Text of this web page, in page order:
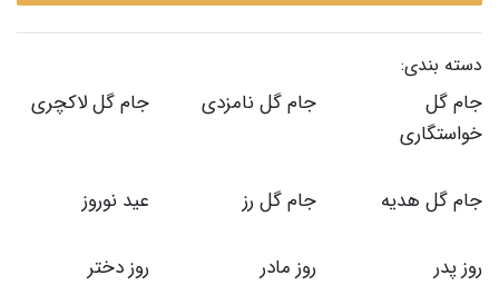
دسته بندی:
جام گل
خواستگاری
جام گل نامزدی جام گل لاکچری
جام گل هدیه جام گل رز عید نوروز
روز پدر روز مادر روز دختر